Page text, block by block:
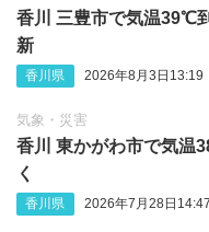
香川 三豊市で気温39℃
新
香川県 2026年8月3日13:19
気象・災害
香川 東かがわ市で気温
く
香川県 2026年7月28日14:47